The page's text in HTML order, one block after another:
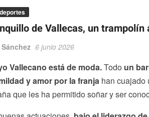
de Vallecas, un
6 junio 2026
Vallecano está de moda.Todo un
y amor por la franja han
que les ha permitido soñar y ser